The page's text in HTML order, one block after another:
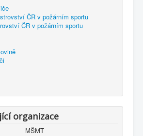
ČR v požárním sportu
ČR v požárním sportu
organizace
MŠMT